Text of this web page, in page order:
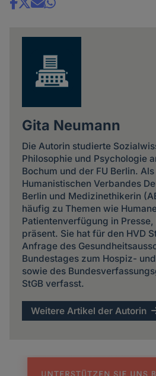
Share
Gita Neumann
Die Autorin studierte
Philosophie und Psychologie
Bochum und der FU Berlin.
Humanistischen Verbandes
Berlin und Medizinethikerin
häufig zu Themen wie
Patientenverfügung in Presse,
präsent. Sie hat für den HVD
Anfrage des
Bundestages zum Hospiz-
sowie des
StGB verfasst.
Weitere Artikel der Autorin